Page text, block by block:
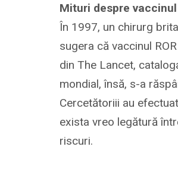
Mituri despre
În 1997, un chirurg
sugera că vaccinul
din The Lancet,
mondial, însă, s-a
Cercetătoriii au
exista vreo legătură
riscuri.